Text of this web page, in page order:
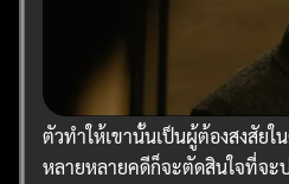
ตัวทำให้เขานั้นเป็นผู้ต้องสงสัยใ
หลายหลายคดีก็จะตัดสินใจที่จะ